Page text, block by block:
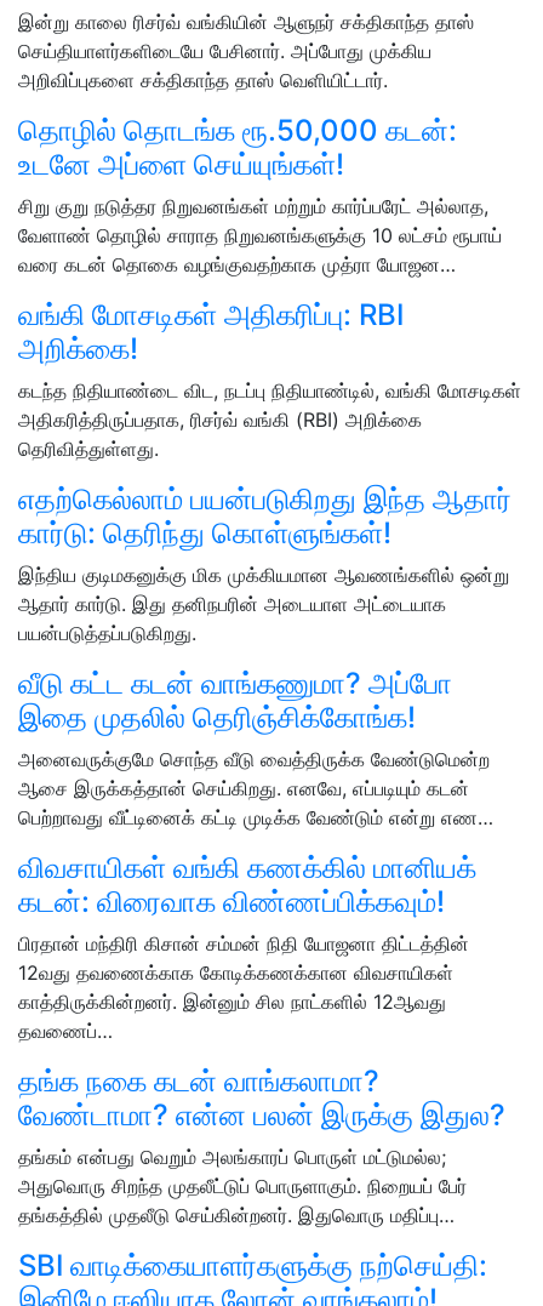
இன்று காலை ரிசர்வ் வங்கியின் ஆளுநர் சக்திகாந்த தாஸ்
செய்தியாளர்களிடையே பேசினார். அப்போது முக்கிய
அறிவிப்புகளை சக்திகாந்த தாஸ் வெளியிட்டார்.
தொழில் தொடங்க ரூ.50,000 கடன்:
உடனே அப்ளை செய்யுங்கள்!
சிறு குறு நடுத்தர நிறுவனங்கள் மற்றும் கார்ப்பரேட் அல்லாத,
வேளாண் தொழில் சாராத நிறுவனங்களுக்கு 10 லட்சம் ரூபாய்
வரை கடன் தொகை வழங்குவதற்காக முத்ரா யோஜன…
வங்கி மோசடிகள் அதிகரிப்பு: RBI
அறிக்கை!
கடந்த நிதியாண்டை விட, நடப்பு நிதியாண்டில், வங்கி மோசடிகள்
அதிகரித்திருப்பதாக, ரிசர்வ் வங்கி (RBI) அறிக்கை
தெரிவித்துள்ளது.
எதற்கெல்லாம் பயன்படுகிறது இந்த ஆதார்
கார்டு: தெரிந்து கொள்ளுங்கள்!
இந்திய குடிமகனுக்கு மிக முக்கியமான ஆவணங்களில் ஒன்று
ஆதார் கார்டு. இது தனிநபரின் அடையாள அட்டையாக
பயன்படுத்தப்படுகிறது.
வீடு கட்ட கடன் வாங்கணுமா? அப்போ
இதை முதலில் தெரிஞ்சிக்கோங்க!
அனைவருக்குமே சொந்த வீடு வைத்திருக்க வேண்டுமென்ற
ஆசை இருக்கத்தான் செய்கிறது. எனவே, எப்படியும் கடன்
பெற்றாவது வீட்டினைக் கட்டி முடிக்க வேண்டும் என்று எண…
விவசாயிகள் வங்கி கணக்கில் மானியக்
கடன்: விரைவாக விண்ணப்பிக்கவும்!
பிரதான் மந்திரி கிசான் சம்மன் நிதி யோஜனா திட்டத்தின்
12வது தவணைக்காக கோடிக்கணக்கான விவசாயிகள்
காத்திருக்கின்றனர். இன்னும் சில நாட்களில் 12ஆவது
தவணைப்…
தங்க நகை கடன் வாங்கலாமா?
வேண்டாமா? என்ன பலன் இருக்கு இதுல?
தங்கம் என்பது வெறும் அலங்காரப் பொருள் மட்டுமல்ல;
அதுவொரு சிறந்த முதலீட்டுப் பொருளாகும். நிறையப் பேர்
தங்கத்தில் முதலீடு செய்கின்றனர். இதுவொரு மதிப்பு…
SBI வாடிக்கையாளர்களுக்கு நற்செய்தி: